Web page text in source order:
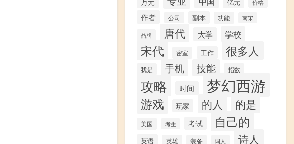
价格
作者 公司 副本 功能 南宋
品牌 唐代 大学 学校
宋代 密室 工作 很多人
我是 手机 技能 指数
攻略 时间 梦幻西游
游戏 玩家 的人 的是
美国 考生 考试 自己的
英语 英雄 装备 词人 诗人